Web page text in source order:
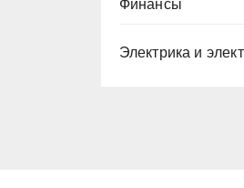
Финансы
Электрика и